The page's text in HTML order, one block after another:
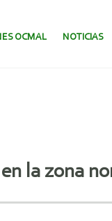
OCMAL NOTICIAS
la zona